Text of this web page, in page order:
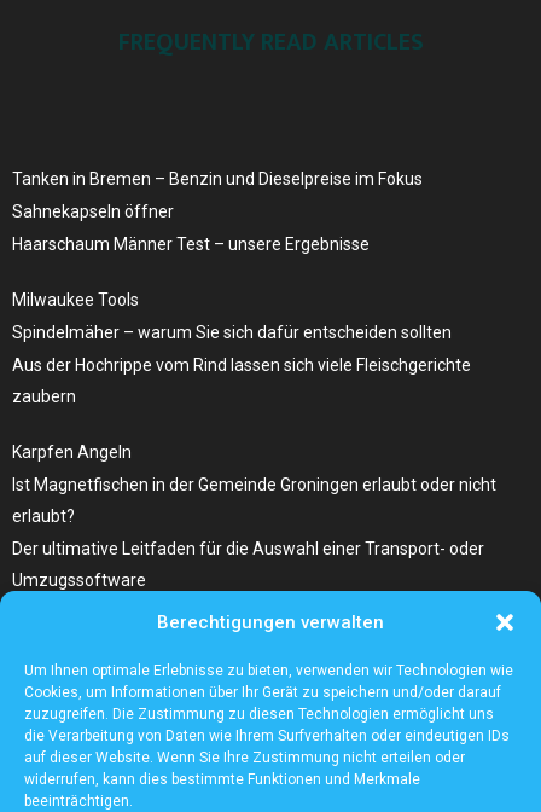
Berechtigungen verwalten
Um Ihnen optimale Erlebnisse zu bieten, verwenden wir Technologien wie
Cookies, um Informationen über Ihr Gerät zu speichern und/oder darauf
zuzugreifen. Die Zustimmung zu diesen Technologien ermöglicht uns
die Verarbeitung von Daten wie Ihrem Surfverhalten oder eindeutigen IDs
auf dieser Website. Wenn Sie Ihre Zustimmung nicht erteilen oder
widerrufen, kann dies bestimmte Funktionen und Merkmale
beeinträchtigen.
FREQUENTLY READ ARTICLES
Tanken in Bremen – Benzin und Dieselpreise ​im Fokus
Sahnekapseln öffner
Haarschaum Männer Test – unsere Ergebnisse
Milwaukee Tools
Spindelmäher – warum Sie sich dafür entscheiden sollten
Aus der Hochrippe vom Rind lassen sich viele Fleischgerichte
zaubern
Karpfen Angeln
Ist Magnetfischen in der Gemeinde Groningen erlaubt oder nicht
erlaubt?
Der ultimative Leitfaden für die Auswahl einer Transport- oder
Umzugssoftware
Was Sie Über Infrarot Dörrautomat Wissen Sollten
Tolle Fotocollagen selber gestalten